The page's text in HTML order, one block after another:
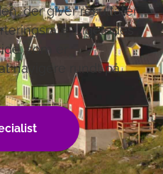
der giver resultater
Ligeledes
som er
navigere rundt på.